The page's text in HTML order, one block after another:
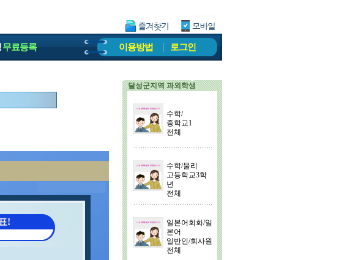
무료등록 이용방법 로그인
어회화
수학/영어
!
달성군지역 과외학생
수학/
중학교1
전체
수학/물리
고등학교3학
년
전체
일본어회화/일
본어
일반인/회사원
전체